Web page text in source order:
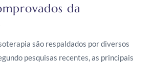
da
são respaldados por diversos
pesquisas recentes, as principais